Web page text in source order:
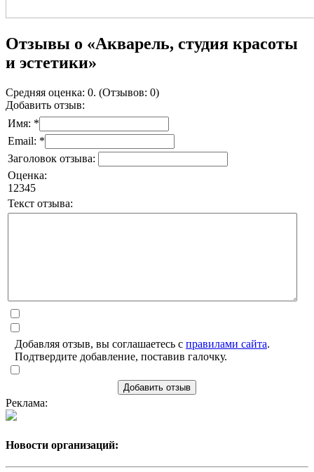
Отзывы о «Акварель, студия красоты
и эстетики»
Средняя оценка: 0. (Отзывов: 0)
Добавить отзыв:
Имя: *
Email: *
Заголовок отзыва:
Оценка:
1 2345
Текст отзыва:
Добавляя отзыв, вы соглашаетесь с правилами сайта.
Подтвердите добавление, поставив галочку.
Добавить отзыв
Реклама:
Новости организаций: